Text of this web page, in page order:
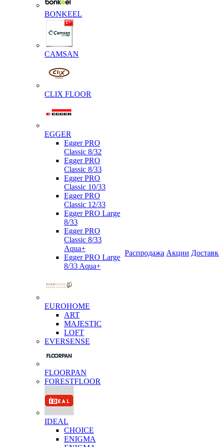
BONKEEL
CAMSAN
CLIX FLOOR
EGGER
Egger PRO
Classic 8/32
Egger PRO
Classic 8/33
Egger PRO
Classic 10/33
Egger PRO
Classic 12/33
Egger PRO Large
8/33
Egger PRO
Classic 8/33
Aqua+
Egger PRO Large
8/33 Aqua+
EUROHOME
ART
MAJESTIC
LOFT
EVERSENSE
FLOORPAN
FORESTFLOOR
IDEAL
CHOICE
ENIGMA
Распродажа Акции